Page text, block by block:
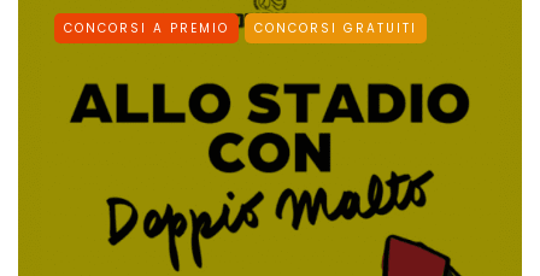
CONCORSI A PREMIO CONCORSI GRATUITI